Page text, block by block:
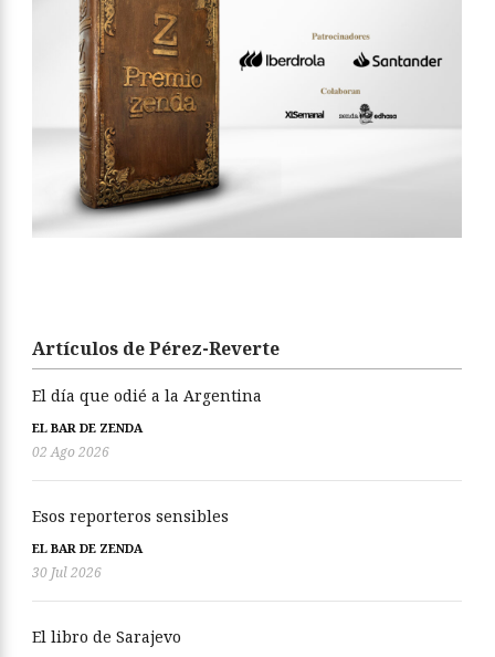
Artículos de Pérez-Reverte
El día que odié a la Argentina
EL BAR DE ZENDA
02 Ago 2026
Esos reporteros sensibles
EL BAR DE ZENDA
30 Jul 2026
El libro de Sarajevo